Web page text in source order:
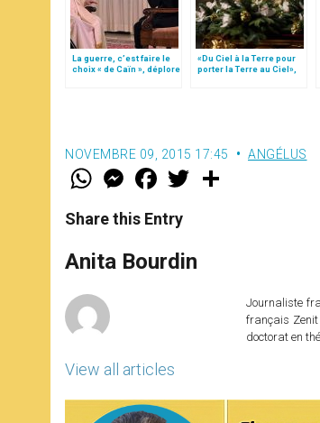
La guerre, c’est faire le
choix « de Caïn », déplore
«Du Ciel à la Terre pour
porter la Terre au Ciel»,
NOVEMBRE 09, 2015 17:45 ANGÉLUS
W
t
s
p
p
M
e
s
e
g
e
F
a
e
b
o
k
w
r
Share this Entry
Anita Bourdin
View all articles
Journaliste
français
doctorat en